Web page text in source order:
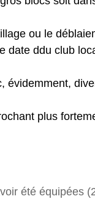
ou le
date ddu club
évidemment,
plus
été équipées